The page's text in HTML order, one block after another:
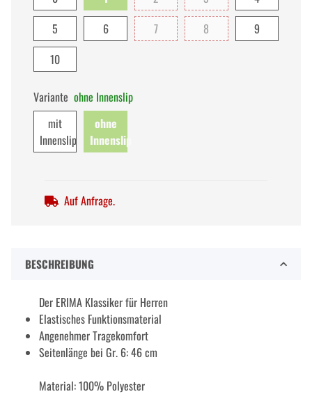
5
6 7 8
9
10
Variante ohne Innenslip
mit
Innenslip
ohne
Innenslip
Auf Anfrage.
BESCHREIBUNG
Der ERIMA Klassiker für Herren
Elastisches Funktionsmaterial
Angenehmer Tragekomfort
Seitenlänge bei Gr. 6: 46 cm
Material: 100% Polyester